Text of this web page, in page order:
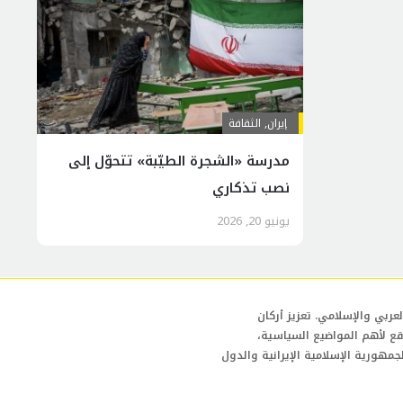
إيران, الثقافة
مدرسة «الشجرة الطيّبة» تتحوّل إلى
نصب تذكاري
يونيو 20, 2026
والإسلامي. تعزيز أركان
لأهم المواضيع السياسية،
الإسلامية الإيرانية والدول